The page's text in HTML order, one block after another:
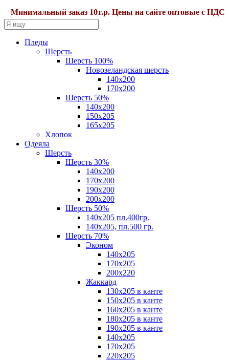
заказ 10т.р. Цены на сайте оптовые с
Пледы
Шерсть
Шерсть 100%
Новозеландская шерсть
140х200
170x200
Шерсть 50%
140x200
150х205
165х205
Хлопок
Одеяла
Шерсть
Шерсть 30%
140х200
170х200
190х200
200х200
Шерсть 50%
140х205 пл.400гр.
140х205, пл.500 гр.
Шерсть 70%
Эконом
140х205
170х205
200х220
Жаккард
130х205 в канте
150х205 в канте
160х205 в канте
180х205 в канте
190х205 в канте
140х205
170х205
220х205